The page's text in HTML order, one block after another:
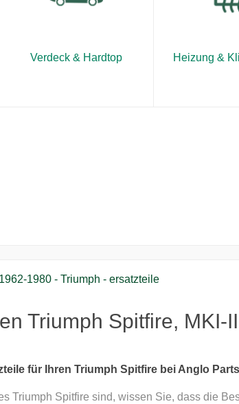
Verdeck & Hardtop Heizung &
1980 - Triumph - ersatzteile
Triumph Spitfire, MKI-
für Ihren Triumph Spitfire bei Anglo
Triumph Spitfire sind, wissen Sie, dass die